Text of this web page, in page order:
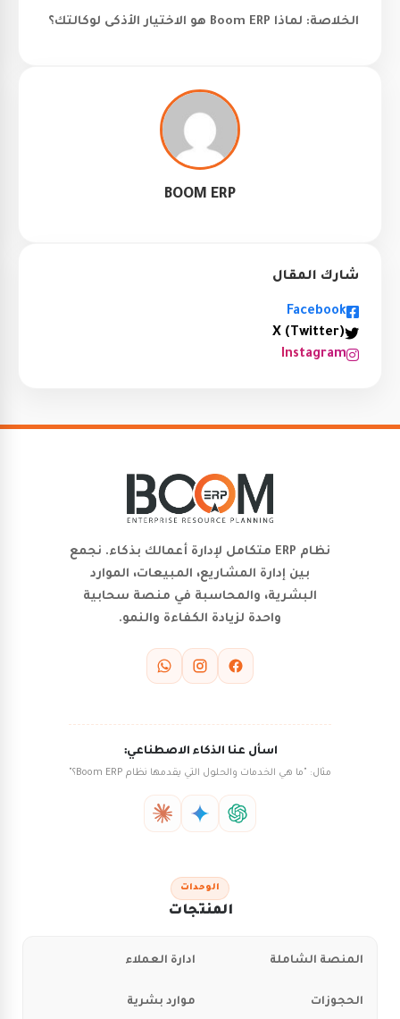
الخلاصة: لماذا Boom ERP هو الاختيار الأذكى لوكالتك؟
BOOM ERP
شارك المقال
Facebook
X (Twitter)
Instagram
نظام ERP متكامل لإدارة أعمالك بذكاء. نجمع
بين إدارة المشاريع، المبيعات، الموارد
البشرية، والمحاسبة في منصة سحابية
واحدة لزيادة الكفاءة والنمو.
اسأل عنا الذكاء الاصطناعي:
مثال: "ما هي الخدمات والحلول التي يقدمها نظام Boom ERP؟"
الوحدات
المنتجات
المنصة الشاملة ادارة العملاء
الحجوزات موارد بشرية